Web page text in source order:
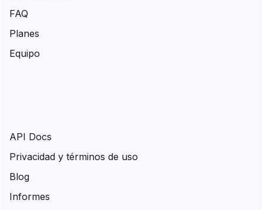
FAQ
Planes
Equipo
API Docs
Privacidad y términos de uso
Blog
Informes